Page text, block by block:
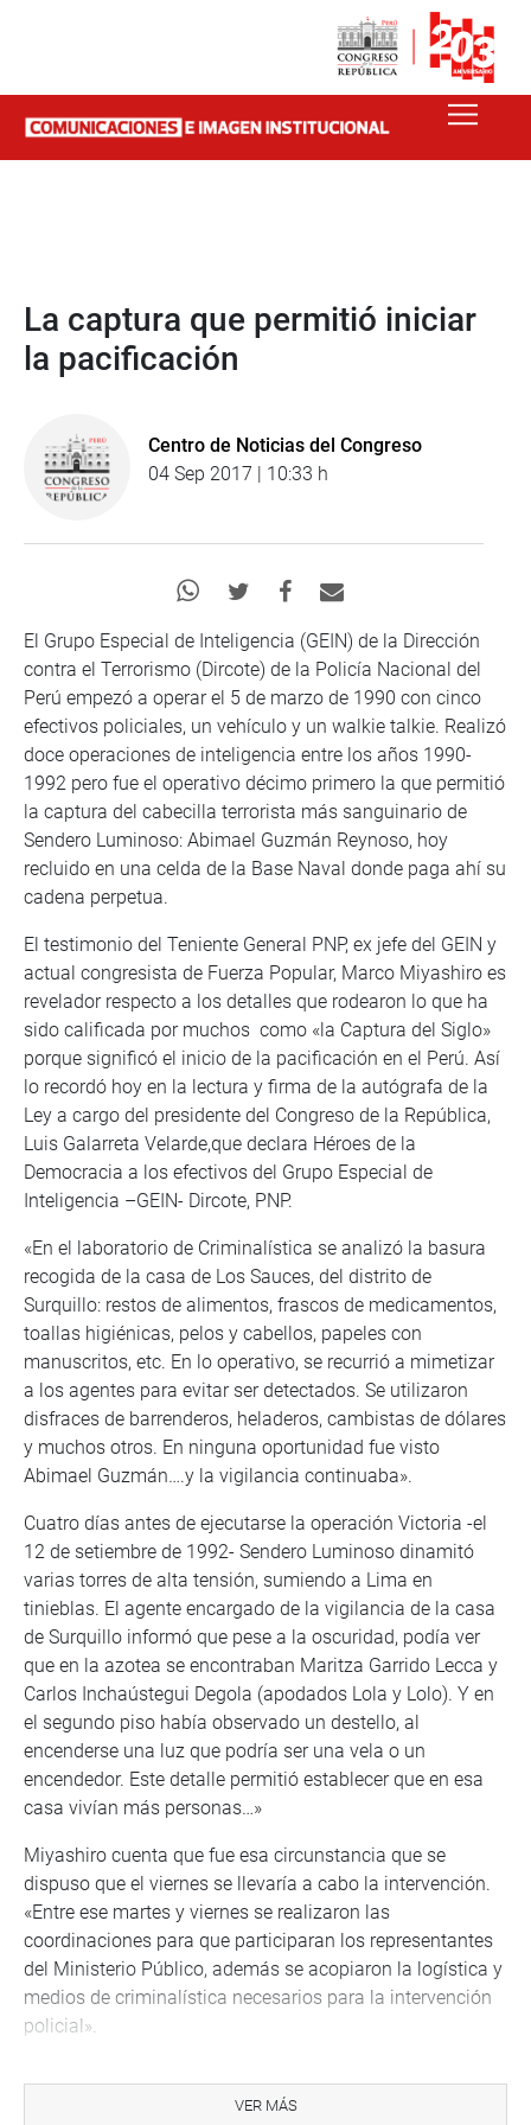
La captura que permitió iniciar
la pacificación
Centro de Noticias del Congreso
04 Sep 2017 | 10:33 h
El Grupo Especial de Inteligencia (GEIN) de la Dirección
contra el Terrorismo (Dircote) de la Policía Nacional del
Perú empezó a operar el 5 de marzo de 1990 con cinco
efectivos policiales, un vehículo y un walkie talkie. Realizó
doce operaciones de inteligencia entre los años 1990-
1992 pero fue el operativo décimo primero la que permitió
la captura del cabecilla terrorista más sanguinario de
Sendero Luminoso: Abimael Guzmán Reynoso, hoy
recluido en una celda de la Base Naval donde paga ahí su
cadena perpetua.
El testimonio del Teniente General PNP, ex jefe del GEIN y
actual congresista de Fuerza Popular, Marco Miyashiro es
revelador respecto a los detalles que rodearon lo que ha
sido calificada por muchos como «la Captura del Siglo»
porque significó el inicio de la pacificación en el Perú. Así
lo recordó hoy en la lectura y firma de la autógrafa de la
Ley a cargo del presidente del Congreso de la República,
Luis Galarreta Velarde,que declara Héroes de la
Democracia a los efectivos del Grupo Especial de
Inteligencia –GEIN- Dircote, PNP.
«En el laboratorio de Criminalística se analizó la basura
recogida de la casa de Los Sauces, del distrito de
Surquillo: restos de alimentos, frascos de medicamentos,
toallas higiénicas, pelos y cabellos, papeles con
manuscritos, etc. En lo operativo, se recurrió a mimetizar
a los agentes para evitar ser detectados. Se utilizaron
disfraces de barrenderos, heladeros, cambistas de dólares
y muchos otros. En ninguna oportunidad fue visto
Abimael Guzmán….y la vigilancia continuaba».
Cuatro días antes de ejecutarse la operación Victoria -el
12 de setiembre de 1992- Sendero Luminoso dinamitó
varias torres de alta tensión, sumiendo a Lima en
tinieblas. El agente encargado de la vigilancia de la casa
de Surquillo informó que pese a la oscuridad, podía ver
que en la azotea se encontraban Maritza Garrido Lecca y
Carlos Inchaústegui Degola (apodados Lola y Lolo). Y en
el segundo piso había observado un destello, al
encenderse una luz que podría ser una vela o un
encendedor. Este detalle permitió establecer que en esa
casa vivían más personas…»
Miyashiro cuenta que fue esa circunstancia que se
dispuso que el viernes se llevaría a cabo la intervención.
«Entre ese martes y viernes se realizaron las
coordinaciones para que participaran los representantes
del Ministerio Público, además se acopiaron la logística y
medios de criminalística necesarios para la intervención
policial».
Balconcillo y la otras dos ubicadas en La Molina y la
VER MÁS